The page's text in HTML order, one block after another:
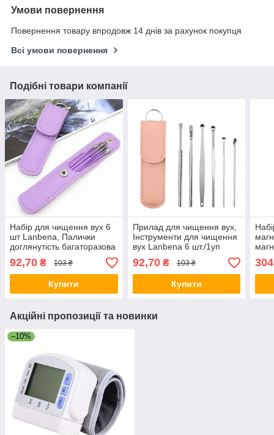
Умови повернення
Повернення товару впродовж 14 днів за рахунок покупця
Всі умови повернення
Подібні товари компанії
Набір для чищення вух 6
шт Lanbena, Палички
доглянутість багаторазова
92,70 ₴ 103 ₴
Купити
Прилад для чищення вух,
Інструменти для чищення
вух Lanbena 6 шт./1уп
92,70₴ 103 ₴
Купити
Акційні пропозиції та новинки
–10%